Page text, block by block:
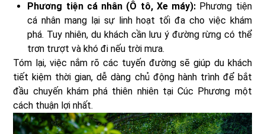
Phương tiện cá nhân (Ô tô, Xe máy): Phương tiện
cá nhân mang lại sự linh hoạt tối đa cho việc khám
phá. Tuy nhiên, du khách cần lưu ý đường rừng có thể
trơn trượt và khó đi nếu trời mưa.
Tóm lại, việc nắm rõ các tuyến đường sẽ giúp du khách
tiết kiệm thời gian, dễ dàng chủ động hành trình để bắt
đầu chuyến khám phá thiên nhiên tại Cúc Phương một
cách thuận lợi nhất.